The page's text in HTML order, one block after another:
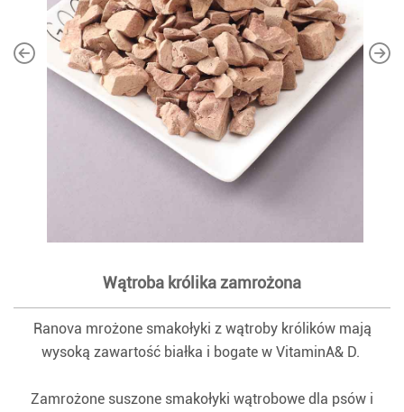
Wątroba królika zamrożona
Ranova mrożone smakołyki z wątroby królików mają
wysoką zawartość białka i bogate w VitaminA& D.
Zamrożone suszone smakołyki wątrobowe dla psów i